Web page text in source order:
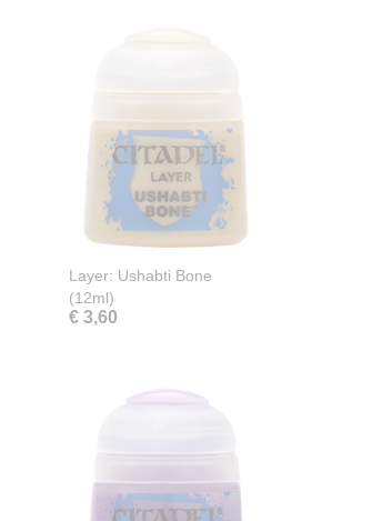
Layer: Ushabti Bone
(12ml)
€ 3,60